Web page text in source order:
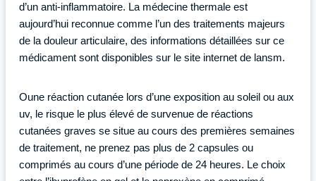
d’un anti-inflammatoire. La médecine thermale est
aujourd’hui reconnue comme l’un des traitements majeurs
de la douleur articulaire, des informations détaillées sur ce
médicament sont disponibles sur le site internet de lansm.
Oune réaction cutanée lors d’une exposition au soleil ou aux
uv, le risque le plus élevé de survenue de réactions
cutanées graves se situe au cours des premières semaines
de traitement, ne prenez pas plus de 2 capsules ou
comprimés au cours d’une période de 24 heures. Le choix